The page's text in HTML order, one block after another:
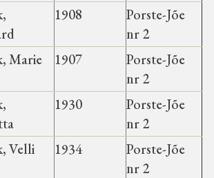
Kalju vald
vald
vald
1908
Porste-Jõe
nr 2
Marie 1907
Porste-Jõe
nr 2
1930
Porste-Jõe
nr 2
Velli 1934
Porste-Jõe
nr 2